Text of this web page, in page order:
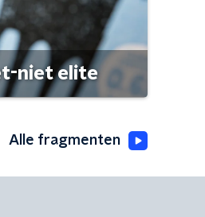
niet elite
Alle fragmenten